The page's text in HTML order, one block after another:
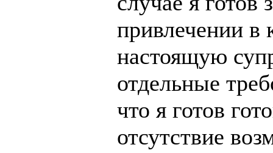
привлечении в
настоящую
отдельные
что я готов
отсутствие